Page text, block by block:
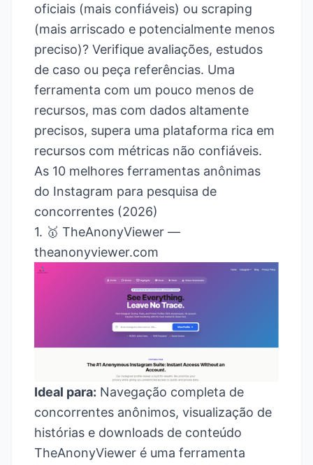
oficiais (mais confiáveis) ou scraping
(mais arriscado e potencialmente menos
preciso)? Verifique avaliações, estudos
de caso ou peça referências. Uma
ferramenta com um pouco menos de
recursos, mas com dados altamente
precisos, supera uma plataforma rica em
recursos com métricas não confiáveis.
As 10 melhores ferramentas anônimas
do Instagram para pesquisa de
concorrentes (2026)
1. 🥇 TheAnonyViewer —
theanonyviewer.com
Ideal para: Navegação completa de
concorrentes anônimos, visualização de
histórias e downloads de conteúdo
TheAnonyViewer é uma ferramenta